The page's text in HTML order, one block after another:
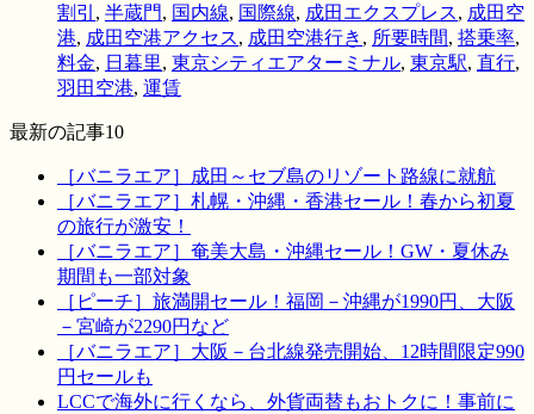
割引 , 半蔵門, 国内線, 国際線, 成田エクスプレス, 成田空
港, 成田空港アクセス, 成田空港行き , 所要時間, 搭乗率,
料金, 日暮里, 東京シティエアターミナル, 東京駅, 直行,
羽田空港, 運賃
最新の記事10
［バニラエア］成田～セブ島のリゾート路線に就航
［バニラエア］札幌・沖縄・香港セール！春から初夏
の旅行が激安！
［バニラエア］奄美大島・沖縄セール！GW・夏休み
期間も一部対象
［ピーチ］旅満開セール！福岡－沖縄が1990円、大阪
－宮崎が2290円など
［バニラエア］大阪－台北線発売開始、12時間限定990
円セールも
LCCで海外に行くなら、外貨両替もおトクに！事前に